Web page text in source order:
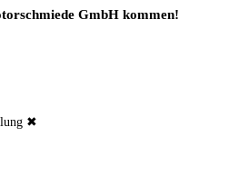
GmbH kommen!
✖